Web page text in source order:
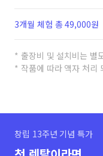
3개월 체험 총 49,000원
* 출장비 및 설치비는 별
* 작품에 따라 액자 처리
창립 13주년 기념 특가